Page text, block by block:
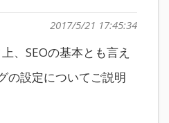
2017/5/21 17:45:34
、SEOの基本とも言え
の設定についてご説明